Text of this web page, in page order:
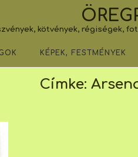
kötvények, régiségek,
KÉPEK, FESTMÉNYEK
Címke: